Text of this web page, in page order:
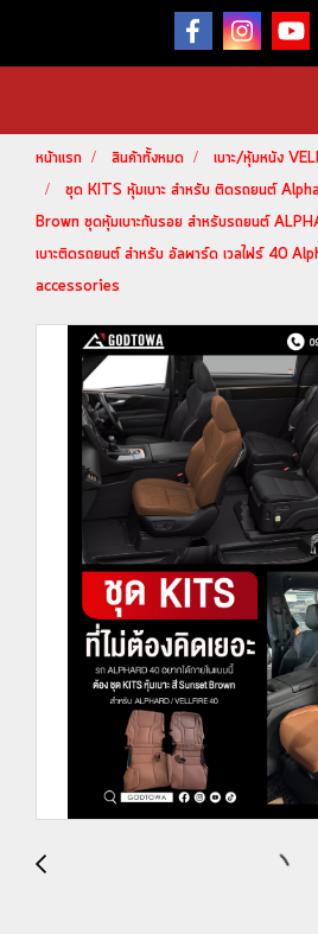
หน้าแรก สินค้าทั้งหมด
เบาะ/หุ้มหนัง
ชุด KITS หุ้มเบาะ สำหรับ ติดรถยนต์
Brown ชุดหุ้มเบาะกันรอย สำหรับรถยนต์
เบาะติดรถยนต์ สำหรับ อัลพาร์ด เวลไฟร์ 40
accessories